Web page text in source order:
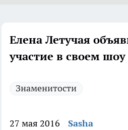
Елена Летучая
участие в своем шоу
Знаменитости
27 мая 2016
Sasha